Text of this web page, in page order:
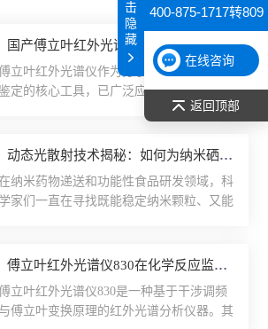
、傅立叶）
镜/原子力
国产傅立叶红外光谱仪厂家推荐：性能与性价比如何兼得
立叶红外光谱仪作为分子结构解析和物质
定的核心工具，已广泛应用于材料科学、
生物医药、石油化工、食品安全及环境监测
经傅立叶变换得到红外吸收光谱，形成物质
傅立叶红外光谱仪行业发展趋势1.1技术演进
方向傅立叶红外光谱仪的核心技术围绕干涉
技术持续优化。电磁驱动迈克尔逊干涉仪与
体角镜反射镜设计成为主流，具备连续动
态调整功能，可自动...
动态光散射技术揭秘：如何为纳米硒找到“植物外泌体”这个好的载体？
纳米药物递送和功能性食品研发领域，科
学家们一直在寻找既能稳定纳米颗粒、又能
从香附子（Cyperus）豆中提取的外泌体样纳
活性的纳米硒（SeNPs），而动态光散射
（DLS）纳米粒度仪则在这场“纳米快递”的
傅立叶红外光谱仪830在化学反应监测中的应用
立叶红外光谱仪830是一种基于干涉调频
与傅立叶变换原理的红外光谱分析仪器。其
400-875-1717转809
在线咨询
返回顶部
击
隐
藏